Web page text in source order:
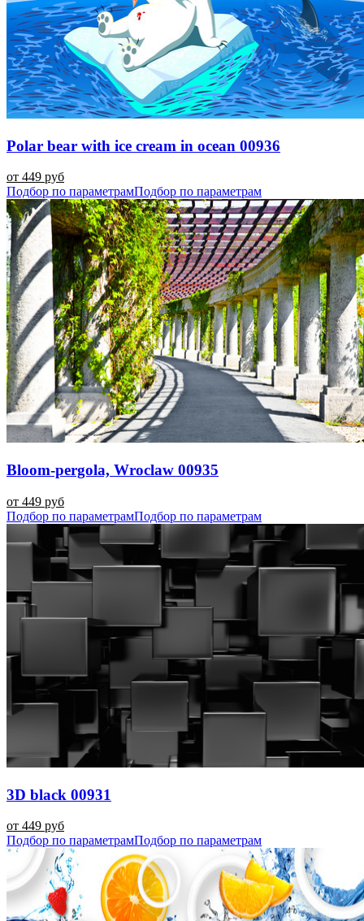
Polar bear with ice cream in ocean 00936
от 449 руб
Подбор по параметрамПодбор по параметрам
Bloom-pergola, Wroclaw 00935
от 449 руб
Подбор по параметрамПодбор по параметрам
3D black 00931
от 449 руб
Подбор по параметрамПодбор по параметрам